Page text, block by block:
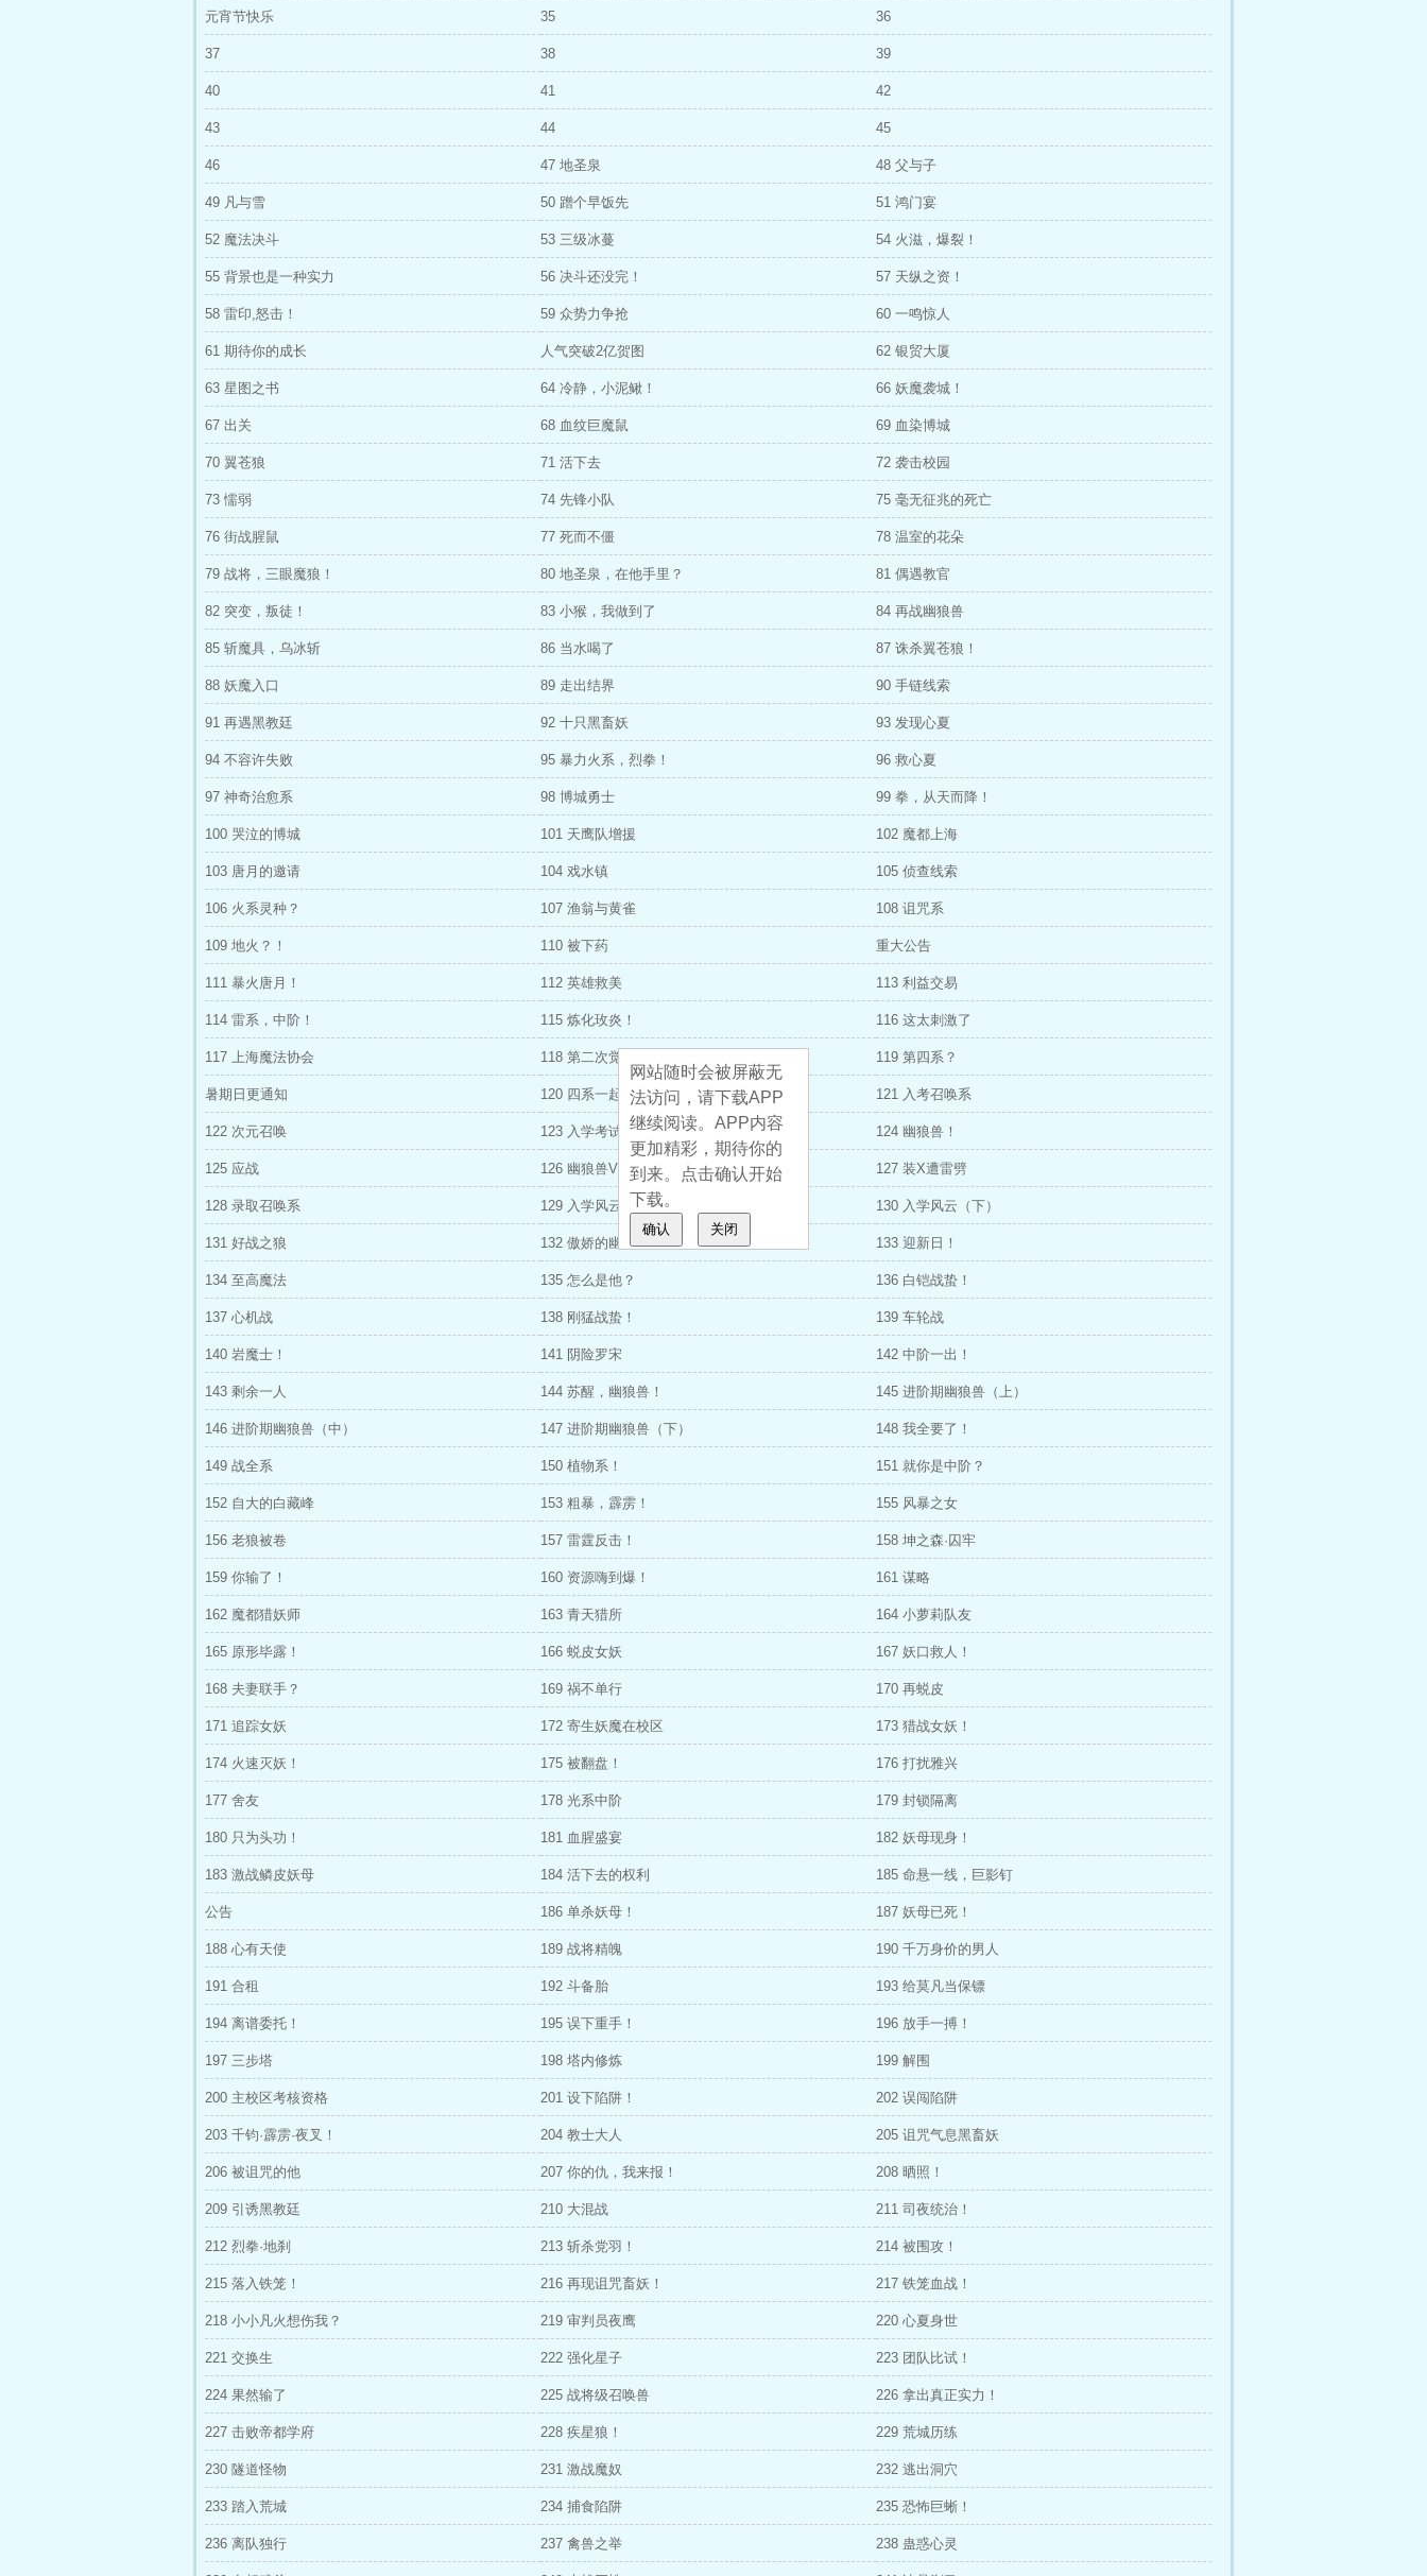
网站随时会被屏蔽无
法访问，请下载APP
继续阅读。APP内容
更加精彩，期待你的
到来。点击确认开始
下载。
确认 关闭
元宵节快乐 35 36
37 38 39
40 41 42
43 44 45
46 47 地圣泉 48 父与子
49 凡与雪 50 蹭个早饭先 51 鸿门宴
52 魔法决斗 53 三级冰蔓 54 火滋，爆裂！
55 背景也是一种实力 56 决斗还没完！ 57 天纵之资！
58 雷印,怒击！ 59 众势力争抢 60 一鸣惊人
61 期待你的成长 人气突破2亿贺图 62 银贸大厦
63 星图之书 64 冷静，小泥鳅！ 66 妖魔袭城！
67 出关 68 血纹巨魔鼠 69 血染博城
70 翼苍狼 71 活下去 72 袭击校园
73 懦弱 74 先锋小队 75 毫无征兆的死亡
76 街战腥鼠 77 死而不僵 78 温室的花朵
79 战将，三眼魔狼！ 80 地圣泉，在他手里？ 81 偶遇教官
82 突变，叛徒！ 83 小猴，我做到了 84 再战幽狼兽
85 斩魔具，乌冰斩 86 当水喝了 87 诛杀翼苍狼！
88 妖魔入口 89 走出结界 90 手链线索
91 再遇黑教廷 92 十只黑畜妖 93 发现心夏
94 不容许失败 95 暴力火系，烈拳！ 96 救心夏
97 神奇治愈系 98 博城勇士 99 拳，从天而降！
100 哭泣的博城 101 天鹰队增援 102 魔都上海
103 唐月的邀请 104 戏水镇 105 侦查线索
106 火系灵种？ 107 渔翁与黄雀 108 诅咒系
109 地火？！ 110 被下药 重大公告
111 暴火唐月！ 112 英雄救美 113 利益交易
114 雷系，中阶！ 115 炼化玫炎！ 116 这太刺激了
117 上海魔法协会 118 第二次觉醒 119 第四系？
暑期日更通知 120 四系一起修！ 121 入考召唤系
122 次元召唤 123 入学考试 124 幽狼兽！
125 应战 126 幽狼兽VS罗宋 127 装X遭雷劈
128 录取召唤系 129 入学风云（上） 130 入学风云（下）
131 好战之狼 132 傲娇的幽狼兽 133 迎新日！
134 至高魔法 135 怎么是他？ 136 白铠战蛰！
137 心机战 138 刚猛战蛰！ 139 车轮战
140 岩魔士！ 141 阴险罗宋 142 中阶一出！
143 剩余一人 144 苏醒，幽狼兽！ 145 进阶期幽狼兽（上）
146 进阶期幽狼兽（中） 147 进阶期幽狼兽（下） 148 我全要了！
149 战全系 150 植物系！ 151 就你是中阶？
152 自大的白藏峰 153 粗暴，霹雳！ 155 风暴之女
156 老狼被卷 157 雷霆反击！ 158 坤之森·囚牢
159 你输了！ 160 资源嗨到爆！ 161 谋略
162 魔都猎妖师 163 青天猎所 164 小萝莉队友
165 原形毕露！ 166 蜕皮女妖 167 妖口救人！
168 夫妻联手？ 169 祸不单行 170 再蜕皮
171 追踪女妖 172 寄生妖魔在校区 173 猎战女妖！
174 火速灭妖！ 175 被翻盘！ 176 打扰雅兴
177 舍友 178 光系中阶 179 封锁隔离
180 只为头功！ 181 血腥盛宴 182 妖母现身！
183 激战鳞皮妖母 184 活下去的权利 185 命悬一线，巨影钉
公告 186 单杀妖母！ 187 妖母已死！
188 心有天使 189 战将精魄 190 千万身价的男人
191 合租 192 斗备胎 193 给莫凡当保镖
194 离谱委托！ 195 误下重手！ 196 放手一搏！
197 三步塔 198 塔内修炼 199 解围
200 主校区考核资格 201 设下陷阱！ 202 误闯陷阱
203 千钧·霹雳·夜叉！ 204 教士大人 205 诅咒气息黑畜妖
206 被诅咒的他 207 你的仇，我来报！ 208 晒照！
209 引诱黑教廷 210 大混战 211 司夜统治！
212 烈拳·地刹 213 斩杀党羽！ 214 被围攻！
215 落入铁笼！ 216 再现诅咒畜妖！ 217 铁笼血战！
218 小小凡火想伤我？ 219 审判员夜鹰 220 心夏身世
221 交换生 222 强化星子 223 团队比试！
224 果然输了 225 战将级召唤兽 226 拿出真正实力！
227 击败帝都学府 228 疾星狼！ 229 荒城历练
230 隧道怪物 231 激战魔奴 232 逃出洞穴
233 踏入荒城 234 捕食陷阱 235 恐怖巨蜥！
236 离队独行 237 禽兽之举 238 蛊惑心灵